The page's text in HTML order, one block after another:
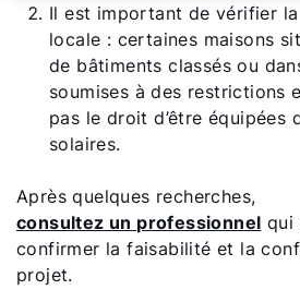
Il est important de vérifier
locale : certaines maisons
de bâtiments classés ou
soumises à des restrictions
pas le droit d’être équipées
solaires.
Après quelques recherches,
consultez un professionnel qui
confirmer la faisabilité et la
projet.